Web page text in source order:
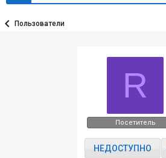
Пользователи
R
Посетитель
НЕДОСТУПНО